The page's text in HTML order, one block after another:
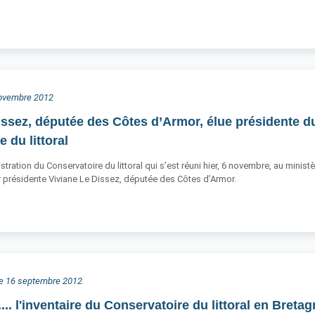
2012
députée des Côtes d’Armor, élue présidente
du littoral
du Conservatoire du littoral qui s’est réuni hier, 6 novembre, au
présidente Viviane Le Dissez, députée des Côtes d’Armor.
16 septembre 2012
l'inventaire du Conservatoire du littoral en